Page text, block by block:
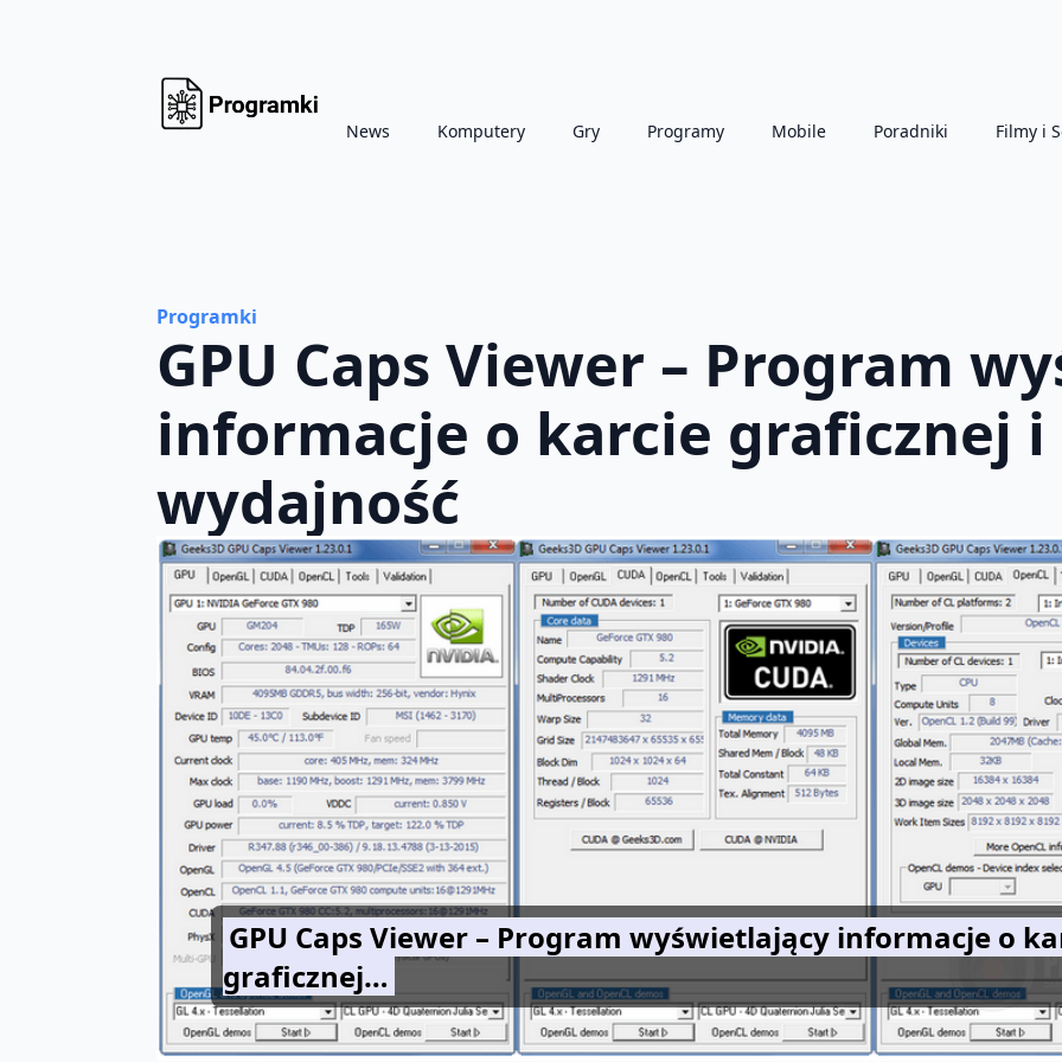
News Komputery Gry Programy Mobile Poradniki Filmy i
Programki
GPU Caps Viewer – Program
informacje o karcie graficznej
wydajność
GPU Caps Viewer – Program wyświetlający informacje o
graficznej…